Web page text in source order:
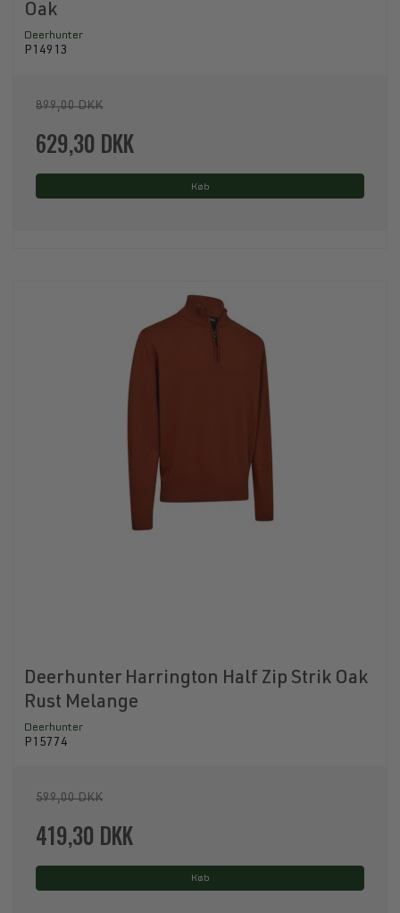
Oak
Deerhunter
P14913
899,00 DKK
629,30 DKK
Køb
Deerhunter Harrington Half Zip Strik Oak
Rust Melange
Deerhunter
P15774
599,00 DKK
419,30 DKK
Køb